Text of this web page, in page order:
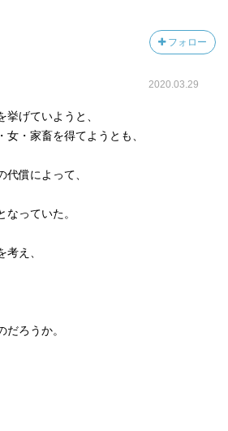
タですが…
ジン）」と表記される
に時間がかかり、しばらくの間、鈴
さんに見えて困った困った！
んになったとたん、急に真面目なサ
遠過ぎる！
フォロー
2020.03.29
挙げていようと、
女・家畜を得てようとも、
代償によって、
っていた。
え、
ろうか。